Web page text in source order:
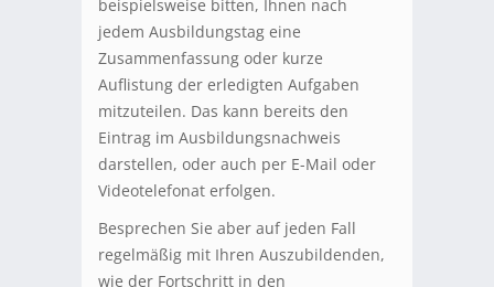
beispielsweise bitten, Ihnen nach
jedem Ausbildungstag eine
Zusammenfassung oder kurze
Auflistung der erledigten Aufgaben
mitzuteilen. Das kann bereits den
Eintrag im Ausbildungsnachweis
darstellen, oder auch per E-Mail oder
Videotelefonat erfolgen.
Besprechen Sie aber auf jeden Fall
regelmäßig mit Ihren Auszubildenden,
wie der Fortschritt in den